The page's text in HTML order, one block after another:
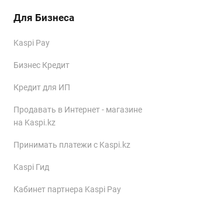
Для Бизнеса
Kaspi Pay
Бизнес Кредит
Кредит для ИП
Продавать в Интернет - магазине
на Kaspi.kz
Принимать платежи с Kaspi.kz
Kaspi Гид
Кабинет партнера Kaspi Pay